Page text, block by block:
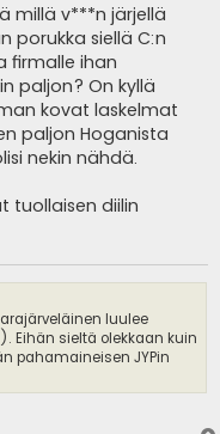
millä v***n järjellä
porukka siellä C:n
firmalle ihan
paljon? On kyllä
kovat laskelmat
paljon Hoganista
nekin nähdä.
tuollaisen diilin
luulee
Eihän sieltä olekkaan kuin
pahamaineisen JYPin